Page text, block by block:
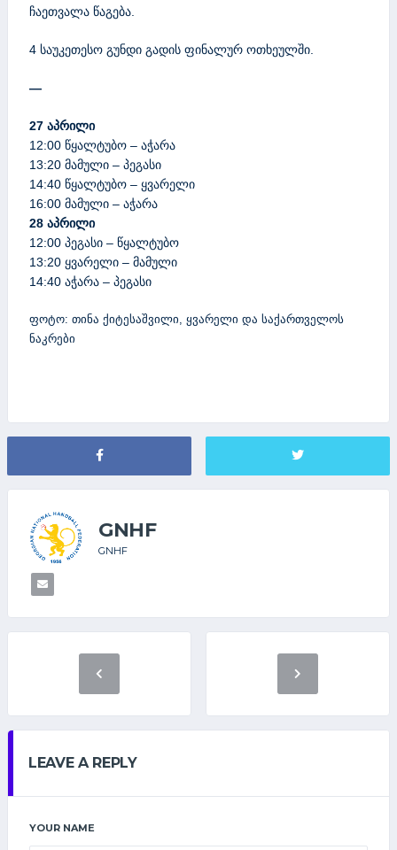
ჩაეთვალა წაგება.
4 საუკეთესო გუნდი გადის ფინალურ ოთხეულში.
—
27 აპრილი
12:00 წყალტუბო – აჭარა
13:20 მამული – პეგასი
14:40 წყალტუბო – ყვარელი
16:00 მამული – აჭარა
28 აპრილი
12:00 პეგასი – წყალტუბო
13:20 ყვარელი – მამული
14:40 აჭარა – პეგასი
ფოტო: თინა ქიტესაშვილი, ყვარელი და საქართველოს
ნაკრები
GNHF
GNHF
LEAVE A REPLY
YOUR NAME